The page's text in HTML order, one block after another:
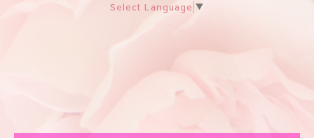
Select Language ▼